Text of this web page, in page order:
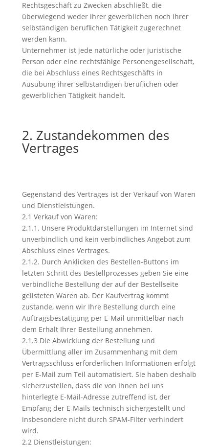
Rechtsgeschäft zu Zwecken abschließt, die
überwiegend weder ihrer gewerblichen noch ihrer
selbständigen beruflichen Tätigkeit zugerechnet
werden kann.
Unternehmer ist jede natürliche oder juristische
Person oder eine rechtsfähige Personengesellschaft,
die bei Abschluss eines Rechtsgeschäfts in
Ausübung ihrer selbständigen beruflichen oder
gewerblichen Tätigkeit handelt.
2. Zustandekommen des
Vertrages
Gegenstand des Vertrages ist der Verkauf von Waren
und Dienstleistungen.
2.1 Verkauf von Waren:
2.1.1. Unsere Produktdarstellungen im Internet sind
unverbindlich und kein verbindliches Angebot zum
Abschluss eines Vertrages.
2.1.2. Durch Anklicken des Bestellen-Buttons im
letzten Schritt des Bestellprozesses geben Sie eine
verbindliche Bestellung der auf der Bestellseite
gelisteten Waren ab. Der Kaufvertrag kommt
zustande, wenn wir Ihre Bestellung durch eine
Auftragsbestätigung per E-Mail unmittelbar nach
dem Erhalt Ihrer Bestellung annehmen.
2.1.3 Die Abwicklung der Bestellung und
Übermittlung aller im Zusammenhang mit dem
Vertragsschluss erforderlichen Informationen erfolgt
per E-Mail zum Teil automatisiert. Sie haben deshalb
sicherzustellen, dass die von Ihnen bei uns
hinterlegte E-Mail-Adresse zutreffend ist, der
Empfang der E-Mails technisch sichergestellt und
insbesondere nicht durch SPAM-Filter verhindert
wird.
2.2 Dienstleistungen: